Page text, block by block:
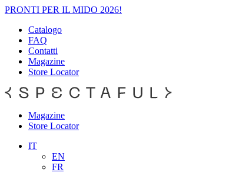
PRONTI PER IL MIDO 2026!
Catalogo
FAQ
Contatti
Magazine
Store Locator
Magazine
Store Locator
IT
EN
FR